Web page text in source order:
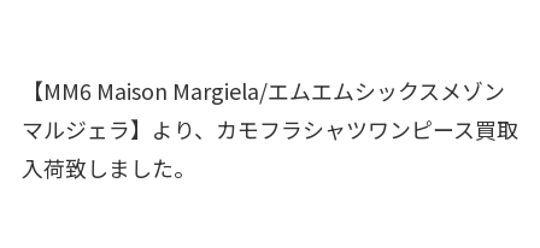
【MM6 Maison Margiela/エムエムシックスメゾン
マルジェラ】より、カモフラシャツワンピース買取
入荷致しました。